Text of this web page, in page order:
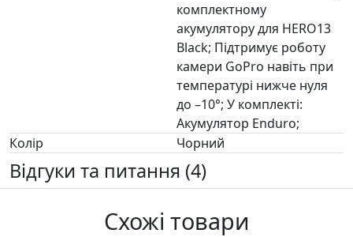
комплектному
акумулятору для HERO13
Black; Підтримує роботу
камери GoPro навіть при
температурі нижче нуля
до –10°; У комплекті:
Акумулятор Enduro;
Колір
Чорний
Відгуки та питання (4)
Схожі товари